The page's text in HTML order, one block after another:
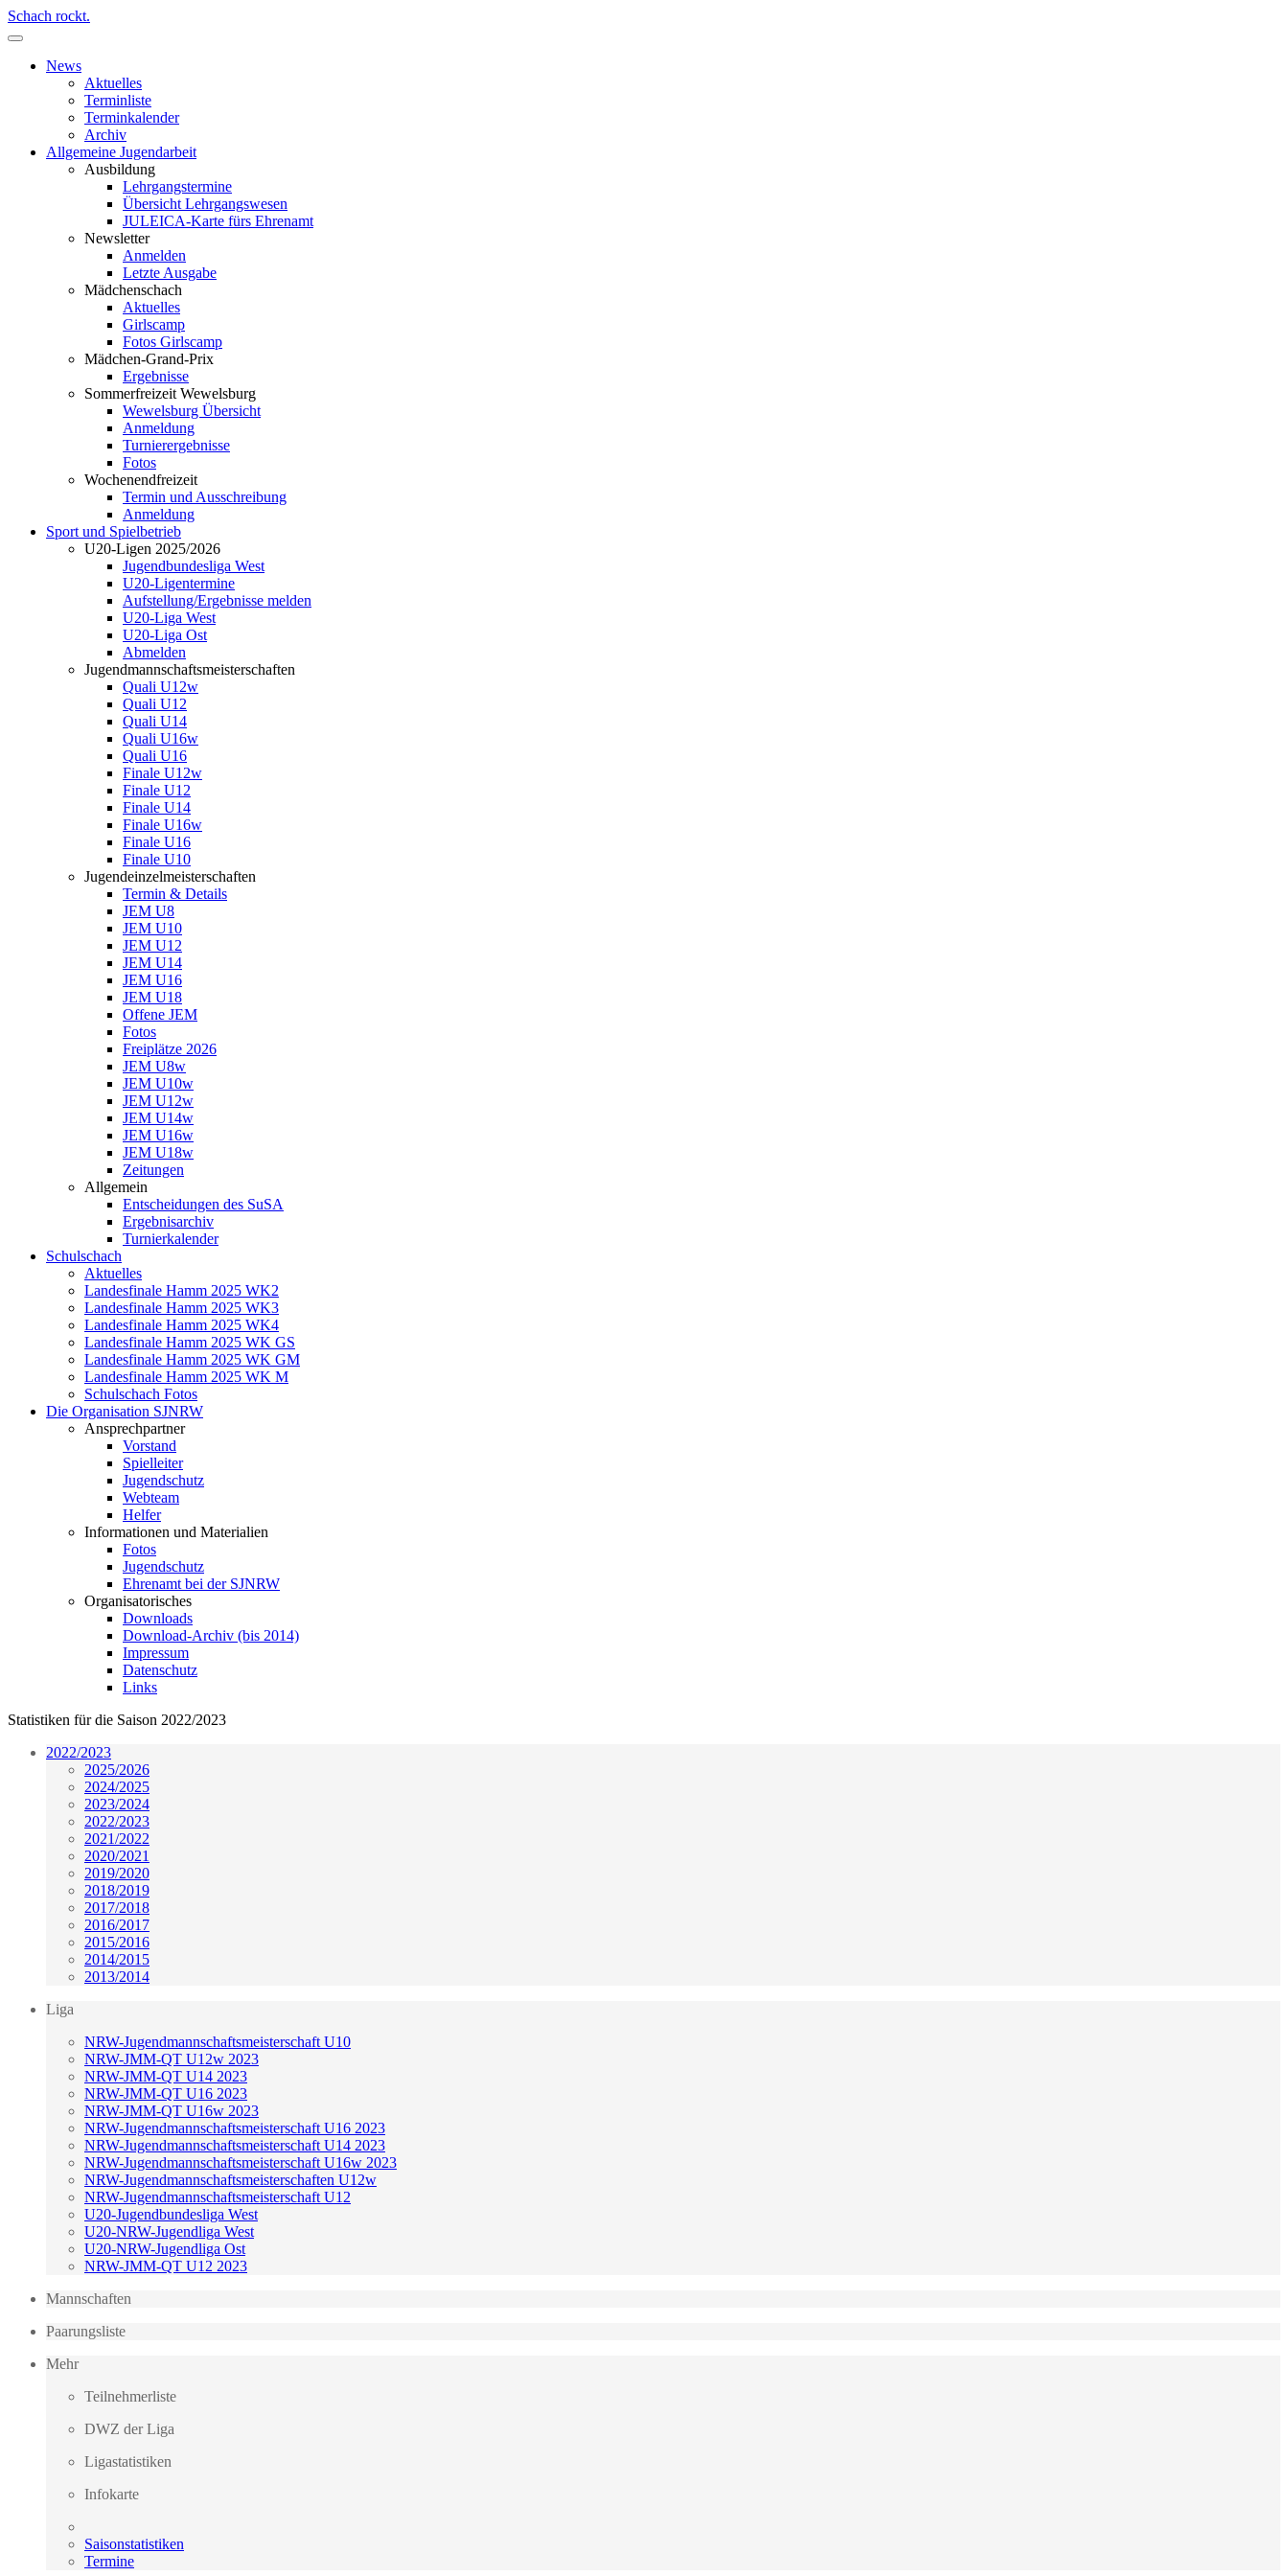
Schach rockt.
News
Aktuelles
Terminliste
Terminkalender
Archiv
Allgemeine Jugendarbeit
Ausbildung
Lehrgangstermine
Übersicht Lehrgangswesen
JULEICA-Karte fürs Ehrenamt
Newsletter
Anmelden
Letzte Ausgabe
Mädchenschach
Aktuelles
Girlscamp
Fotos Girlscamp
Mädchen-Grand-Prix
Ergebnisse
Sommerfreizeit Wewelsburg
Wewelsburg Übersicht
Anmeldung
Turnierergebnisse
Fotos
Wochenendfreizeit
Termin und Ausschreibung
Anmeldung
Sport und Spielbetrieb
U20-Ligen 2025/2026
Jugendbundesliga West
U20-Ligentermine
Aufstellung/Ergebnisse melden
U20-Liga West
U20-Liga Ost
Abmelden
Jugendmannschaftsmeisterschaften
Quali U12w
Quali U12
Quali U14
Quali U16w
Quali U16
Finale U12w
Finale U12
Finale U14
Finale U16w
Finale U16
Finale U10
Jugendeinzelmeisterschaften
Termin & Details
JEM U8
JEM U10
JEM U12
JEM U14
JEM U16
JEM U18
Offene JEM
Fotos
Freiplätze 2026
JEM U8w
JEM U10w
JEM U12w
JEM U14w
JEM U16w
JEM U18w
Zeitungen
Allgemein
Entscheidungen des SuSA
Ergebnisarchiv
Turnierkalender
Schulschach
Aktuelles
Landesfinale Hamm 2025 WK2
Landesfinale Hamm 2025 WK3
Landesfinale Hamm 2025 WK4
Landesfinale Hamm 2025 WK GS
Landesfinale Hamm 2025 WK GM
Landesfinale Hamm 2025 WK M
Schulschach Fotos
Die Organisation SJNRW
Ansprechpartner
Vorstand
Spielleiter
Jugendschutz
Webteam
Helfer
Informationen und Materialien
Fotos
Jugendschutz
Ehrenamt bei der SJNRW
Organisatorisches
Downloads
Download-Archiv (bis 2014)
Impressum
Datenschutz
Links
Statistiken für die Saison 2022/2023
2022/2023
2025/2026
2024/2025
2023/2024
2022/2023
2021/2022
2020/2021
2019/2020
2018/2019
2017/2018
2016/2017
2015/2016
2014/2015
2013/2014
Liga
NRW-Jugendmannschaftsmeisterschaft U10
NRW-JMM-QT U12w 2023
NRW-JMM-QT U14 2023
NRW-JMM-QT U16 2023
NRW-JMM-QT U16w 2023
NRW-Jugendmannschaftsmeisterschaft U16 2023
NRW-Jugendmannschaftsmeisterschaft U14 2023
NRW-Jugendmannschaftsmeisterschaft U16w 2023
NRW-Jugendmannschaftsmeisterschaften U12w
NRW-Jugendmannschaftsmeisterschaft U12
U20-Jugendbundesliga West
U20-NRW-Jugendliga West
U20-NRW-Jugendliga Ost
NRW-JMM-QT U12 2023
Mannschaften
Paarungsliste
Mehr
Teilnehmerliste
DWZ der Liga
Ligastatistiken
Infokarte
Saisonstatistiken
Termine